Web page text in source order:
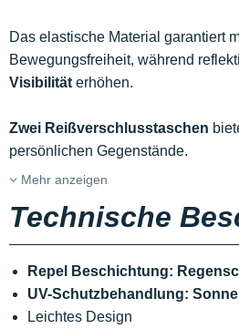
Das elastische Material garantiert
Bewegungsfreiheit, während
Visibilität erhöhen.
Zwei Reißverschlusstaschen
persönlichen Gegenstände.
Mehr anzeigen
Technische
Repel Beschichtung:
UV-Schutzbehandlung:
Leichtes Design